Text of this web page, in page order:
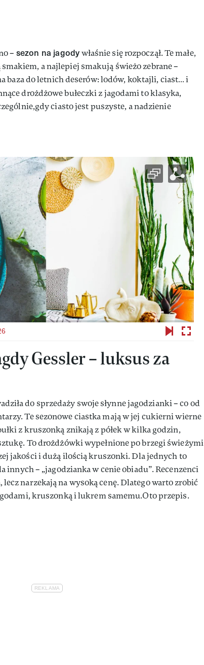
– sezon na jagodywłaśnie się rozpoczął. Te małe,
a najlepiej smakują świeżo zebrane –
baza do letnich deserów: lodów, koktajli, ciast… i
drożdżowe bułeczki z jagodami to klasyka,
ciasto jest puszyste, a nadzienie
Gessler – luksus za
do sprzedaży swoje słynne jagodzianki – co od
Te sezonowe ciastka mają w jej cukierni wierne
z kruszonką znikają z półek w kilka godzin,
To drożdżówki wypełnione po brzegi świeżymi
jakości i dużą ilością kruszonki. Dla jednych to
innych – „jagodzianka w cenie obiadu”. Recenzenci
narzekają na wysoką cenę. Dlatego warto zrobić
kruszonką i lukrem samemu.Oto przepis.